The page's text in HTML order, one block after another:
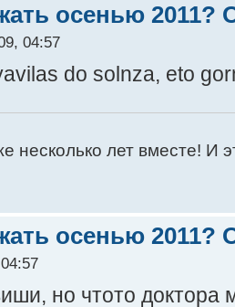
осенью 2011?
04:57
do solnza, eto
лет вместе! И
осенью 2011?
но чтото доктора